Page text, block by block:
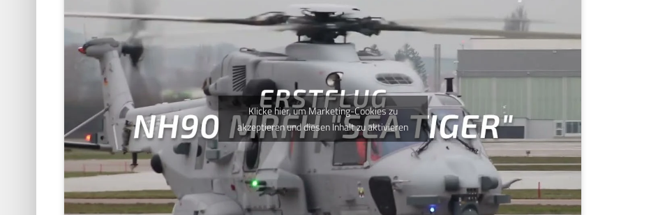
Klicke hier, um Marketing-Cookies zu
akzeptieren und diesen Inhalt zu aktivieren